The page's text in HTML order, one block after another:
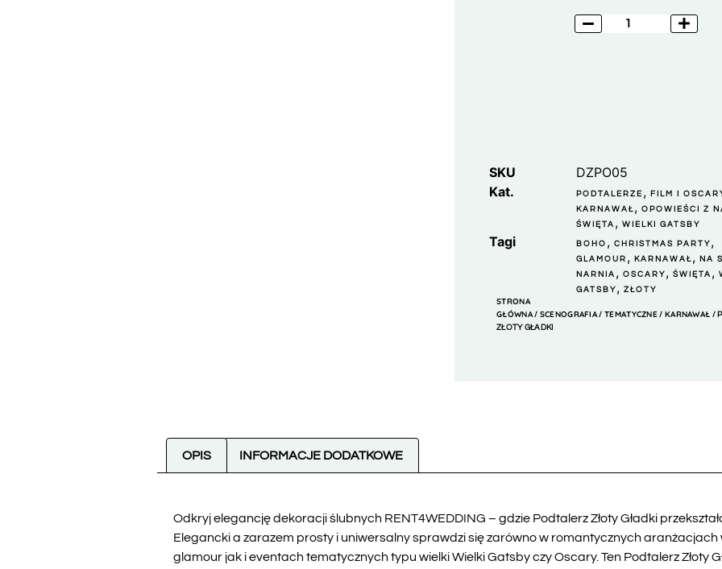
SKU
DZPO05
Kat.
PODTALERZE ,FILM I
KARNAWAŁ ,OPOWIEŚCI Z
ŚWIĘTA ,WIELKI GATSBY
Tagi BOHO ,CHRISTMAS PARTY ,
GLAMOUR ,KARNAWAŁ ,NA
NARNIA ,OSCARY ,ŚWIĘTA ,
GATSBY ,ZŁOTY
STRONA
GŁÓWNA/ SCENOGRAFIA /TEMATYCZNE / KARNAWAŁ /
ZŁOTY GŁADKI
OPIS INFORMACJE DODATKOWE
Odkryj elegancję dekoracji ślubnych RENT4WEDDING – gdzie Podtalerz Złoty Gładki
Elegancki a zarazem prosty i uniwersalny sprawdzi się zarówno w romantycznych aranżacjach
glamour jak i eventach tematycznych typu wielki Wielki Gatsby czy Oscary. Ten Podtalerz Złoty